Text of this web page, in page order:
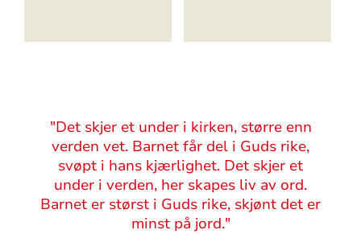
Sitat
"Det skjer et under i kirken, større enn
verden vet. Barnet får del i Guds rike,
svøpt i hans kjærlighet. Det skjer et
under i verden, her skapes liv av ord.
Barnet er størst i Guds rike, skjønt det er
minst på jord."